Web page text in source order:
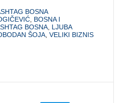
BOSNA
BOSNA I
BOSNA LJUBA
ŠOJA ,VELIKI BIZNIS